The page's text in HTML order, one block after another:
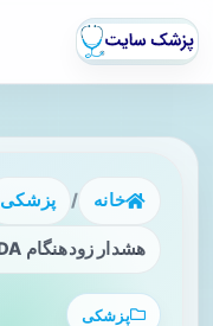
خانه / پزشکی
هشدار زودهنگام FDA درباره احتمال نشت در شیت معرفی‌کننده کاتترهای ۱۴Fr و ۲۳Fr از Abiomed و Oscor
پزشکی